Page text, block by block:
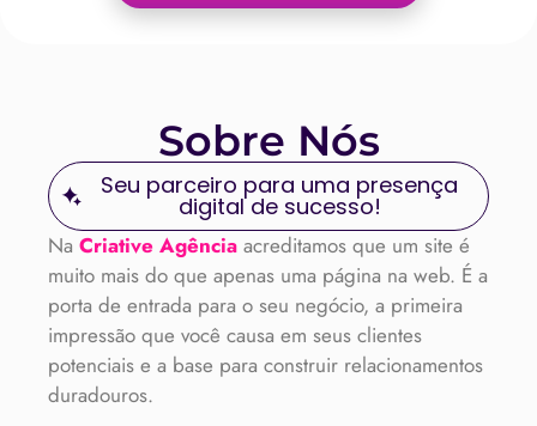
Sobre Nós
Seu parceiro para uma presença
digital de sucesso!
Na Criative Agência acreditamos que um site é
muito mais do que apenas uma página na web. É a
porta de entrada para o seu negócio, a primeira
impressão que você causa em seus clientes
potenciais e a base para construir relacionamentos
duradouros.